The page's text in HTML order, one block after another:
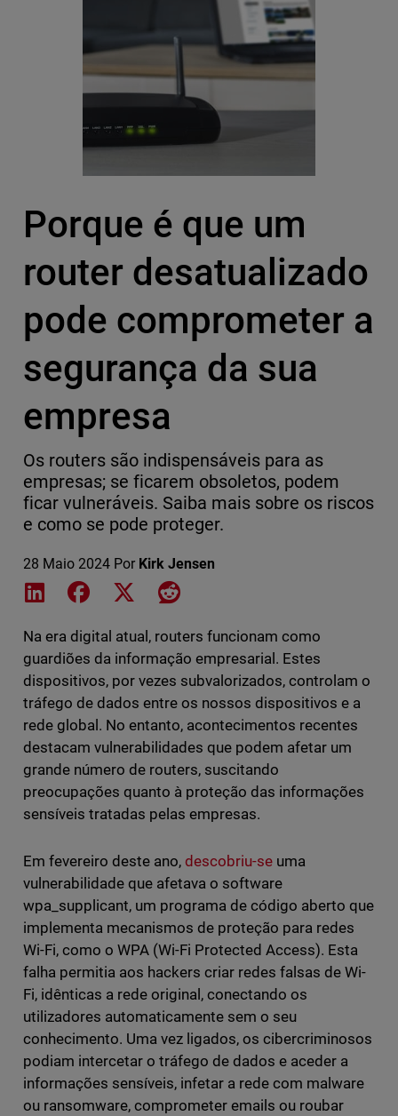
Porque é que um
router desatualizado
pode comprometer a
segurança da sua
empresa
Os routers são indispensáveis para as
empresas; se ficarem obsoletos, podem
ficar vulneráveis. Saiba mais sobre os riscos
e como se pode proteger.
28 Maio 2024 Por Kirk Jensen
Share on LinkedIn
Share on Facebook
Share on XShare on Reddit
Na era digital atual, routers funcionam como
guardiões da informação empresarial. Estes
dispositivos, por vezes subvalorizados, controlam o
tráfego de dados entre os nossos dispositivos e a
rede global. No entanto, acontecimentos recentes
destacam vulnerabilidades que podem afetar um
grande número de routers, suscitando
preocupações quanto à proteção das informações
sensíveis tratadas pelas empresas.
Em fevereiro deste ano, descobriu-se uma
vulnerabilidade que afetava o software
wpa_supplicant, um programa de código aberto que
implementa mecanismos de proteção para redes
Wi-Fi, como o WPA (Wi-Fi Protected Access). Esta
falha permitia aos hackers criar redes falsas de Wi-
Fi, idênticas a rede original, conectando os
utilizadores automaticamente sem o seu
conhecimento. Uma vez ligados, os cibercriminosos
podiam intercetar o tráfego de dados e aceder a
informações sensíveis, infetar a rede com malware
ou ransomware, comprometer emails ou roubar